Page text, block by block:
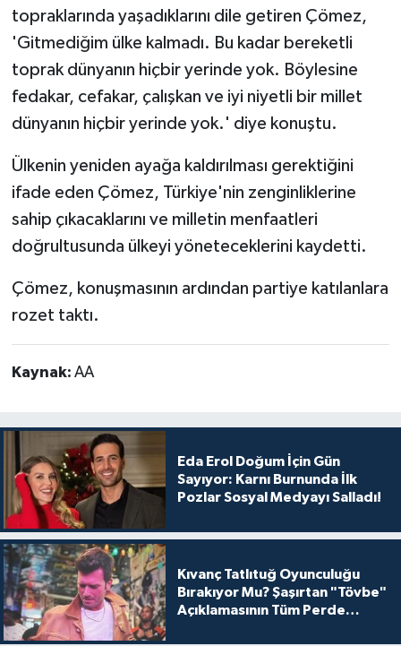
topraklarında yaşadıklarını dile getiren Çömez,
'Gitmediğim ülke kalmadı. Bu kadar bereketli
toprak dünyanın hiçbir yerinde yok. Böylesine
fedakar, cefakar, çalışkan ve iyi niyetli bir millet
dünyanın hiçbir yerinde yok.' diye konuştu.
Ülkenin yeniden ayağa kaldırılması gerektiğini
ifade eden Çömez, Türkiye'nin zenginliklerine
sahip çıkacaklarını ve milletin menfaatleri
doğrultusunda ülkeyi yöneteceklerini kaydetti.
Çömez, konuşmasının ardından partiye katılanlara
rozet taktı.
Kaynak: AA
Eda Erol Doğum İçin Gün
Sayıyor: Karnı Burnunda İlk
Pozlar Sosyal Medyayı Salladı!
Kıvanç Tatlıtuğ Oyunculuğu
Bırakıyor Mu? Şaşırtan "Tövbe"
Açıklamasının Tüm Perde